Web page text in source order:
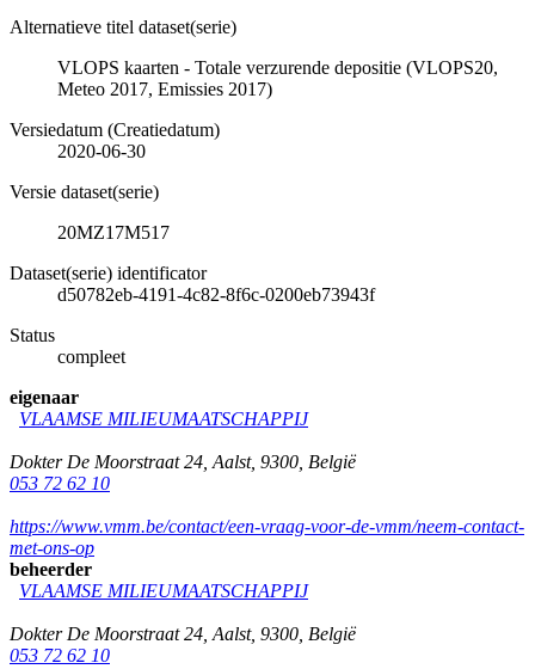
Alternatieve titel dataset(serie)
VLOPS kaarten - Totale verzurende depositie (VLOPS20,
Meteo 2017, Emissies 2017)
Versiedatum (Creatiedatum)
2020-06-30
Versie dataset(serie)
20MZ17M517
Dataset(serie) identificator
d50782eb-4191-4c82-8f6c-0200eb73943f
Status
compleet
eigenaar
VLAAMSE MILIEUMAATSCHAPPIJ
Dokter De Moorstraat 24 Aalst, 9300 België
053 72 62 10
https://www.vmm.be/contact/een-vraag-voor-de-vmm/neem-contact-
met-ons-op
beheerder
VLAAMSE MILIEUMAATSCHAPPIJ
Dokter De Moorstraat 24 Aalst, 9300 België
053 72 62 10